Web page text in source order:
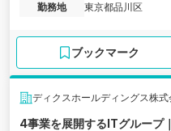
勤務地
東京都品川区
ブックマーク
ディクスホールディングス株式
4事業を展開するITグループ